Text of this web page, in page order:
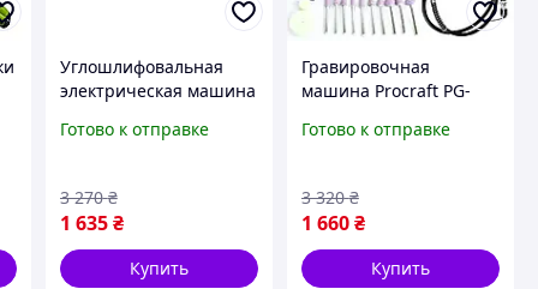
Углошлифовальная
электрическая машина
Procraft PW1200ES,
шлифовки
Готово к отправке
1 635 ₴
3 270 ₴
Купить
Гравировочная
машина Procraft PG-
многофункциональный
гравировки, резки,
шлифовки и полировки
Готово к отправке
1 660₴
3 320 ₴
Купить